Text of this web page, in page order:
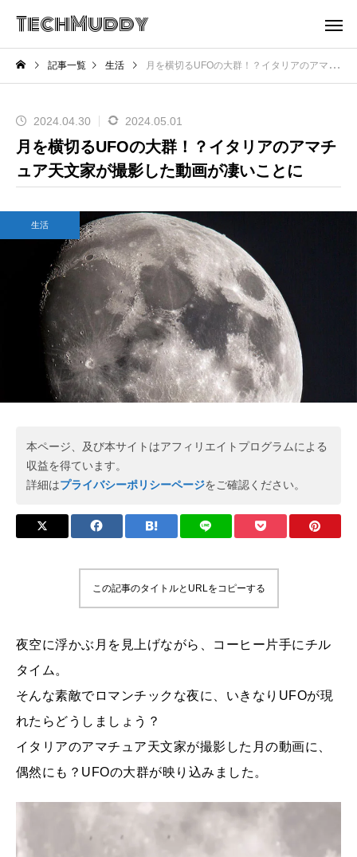
TechMuddy
記事一覧 生活 月を横切るUFOの大群！？イタリアのアマチュア天文家が撮影した動画が凄いことに
2024.04.30 2024.05.01
月を横切るUFOの大群！？イタリアのアマチ
ュア天文家が撮影した動画が凄いことに
生活
本ページ、及び本サイトはアフィリエイトプログラムによる
収益を得ています。
詳細はプライバシーポリシーページをご確認ください。
この記事のタイトルとURLをコピーする
夜空に浮かぶ月を見上げながら、コーヒー片手にチル
タイム。
そんな素敵でロマンチックな夜に、いきなりUFOが現
れたらどうしましょう？
イタリアのアマチュア天文家が撮影した月の動画に、
偶然にも？UFOの大群が映り込みました。